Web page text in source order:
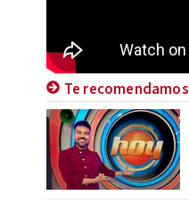
Te recomendamos